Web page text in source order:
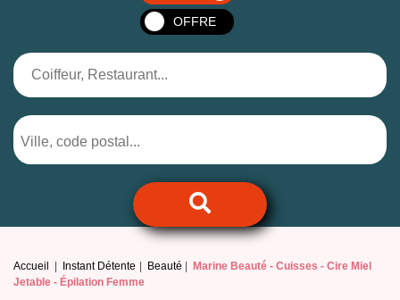
OFFRE
Accueil Instant Détente Beauté Marine Beauté -Cuisses - Cire Miel
Jetable - Épilation Femme